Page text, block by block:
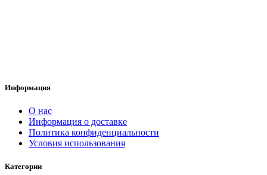
Информация
O нас
Информация о доставке
Политика конфиденциальности
Условия использования
Категории